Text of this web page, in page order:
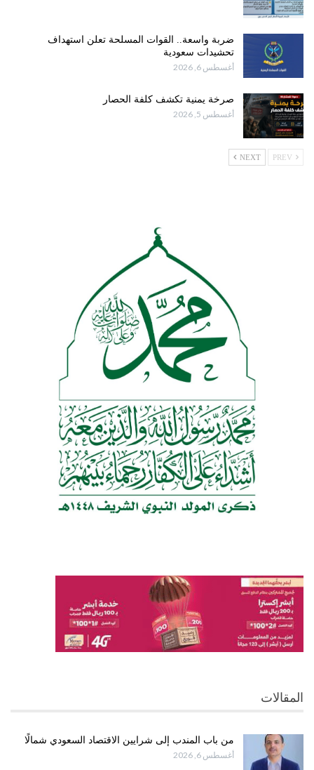
ضربة واسعة.. القوات المسلحة تعلن استهداف
تحشيدات سعودية
أغسطس 6, 2026
صرخة يمنية تكشف كلفة الحصار
أغسطس 5, 2026
NEXT
المقالات
من باب المندب إلى شرايين الاقتصاد السعودي شمالًا
أغسطس 6, 2026